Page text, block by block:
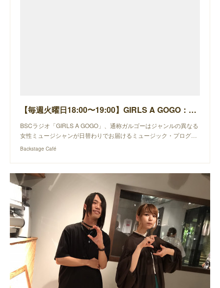
【毎週火曜日18:00〜19:00】GIRLS A GOGO：ましのみ
BSCラジオ「GIRLS A GOGO」、通称ガルゴーはジャンルの異なる
女性ミュージシャンが日替わりでお届けるミュージック・プログ…
Backstage Café